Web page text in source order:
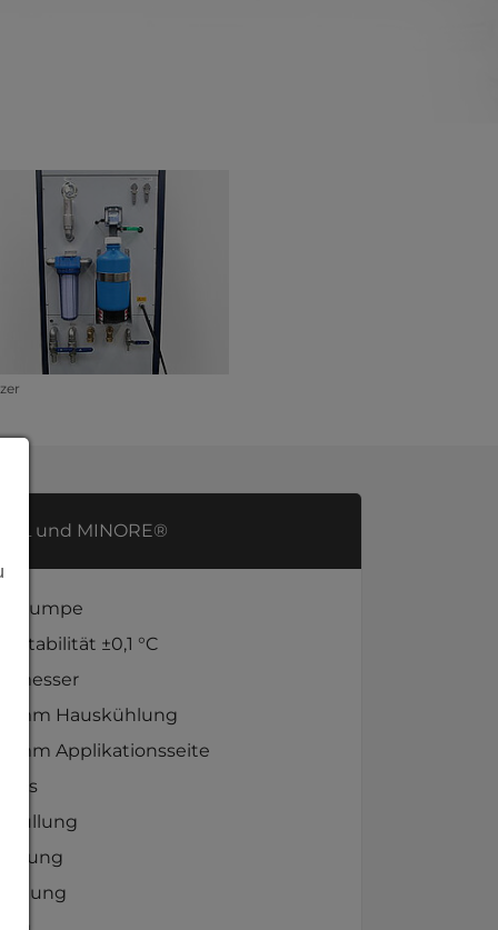
larger version for:
und MINORE®
Pumpe
±0,1 °C
mm Hauskühlung
mm Applikationsseite